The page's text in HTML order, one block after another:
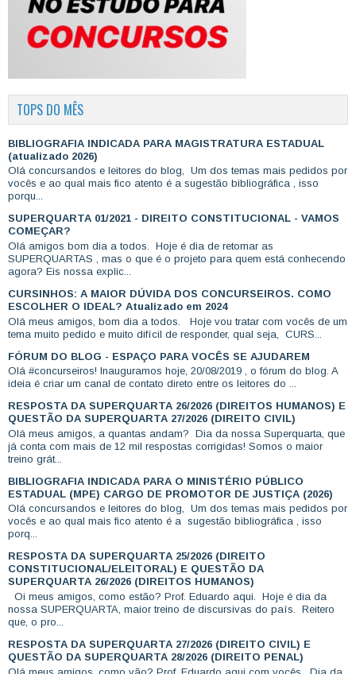
TOPS DO MÊS
BIBLIOGRAFIA INDICADA PARA MAGISTRATURA ESTADUAL
(atualizado 2026)
Olá concursandos e leitores do blog, Um dos temas mais pedidos por
vocês e ao qual mais fico atento é a sugestão bibliográfica , isso
porqu...
SUPERQUARTA 01/2021 - DIREITO CONSTITUCIONAL - VAMOS
COMEÇAR?
Olá amigos bom dia a todos. Hoje é dia de retomar as
SUPERQUARTAS , mas o que é o projeto para quem está conhecendo
agora? Eis nossa explic...
CURSINHOS: A MAIOR DÚVIDA DOS CONCURSEIROS. COMO
ESCOLHER O IDEAL? Atualizado em 2024
Olá meus amigos, bom dia a todos. Hoje vou tratar com vocês de um
tema muito pedido e muito difícil de responder, qual seja, CURS...
FÓRUM DO BLOG - ESPAÇO PARA VOCÊS SE AJUDAREM
Olá #concurseiros! Inauguramos hoje, 20/08/2019 , o fórum do blog. A
ideia é criar um canal de contato direto entre os leitores do ...
RESPOSTA DA SUPERQUARTA 26/2026 (DIREITOS HUMANOS) E
QUESTÃO DA SUPERQUARTA 27/2026 (DIREITO CIVIL)
Olá meus amigos, a quantas andam? Dia da nossa Superquarta, que
já conta com mais de 12 mil respostas corrigidas! Somos o maior
treino grát...
BIBLIOGRAFIA INDICADA PARA O MINISTÉRIO PÚBLICO
ESTADUAL (MPE) CARGO DE PROMOTOR DE JUSTIÇA (2026)
Olá concursandos e leitores do blog, Um dos temas mais pedidos por
vocês e ao qual mais fico atento é a sugestão bibliográfica , isso
porq...
RESPOSTA DA SUPERQUARTA 25/2026 (DIREITO
CONSTITUCIONAL/ELEITORAL) E QUESTÃO DA
SUPERQUARTA 26/2026 (DIREITOS HUMANOS)
Oi meus amigos, como estão? Prof. Eduardo aqui. Hoje é dia da
nossa SUPERQUARTA, maior treino de discursivas do país. Reitero
que, o pro...
RESPOSTA DA SUPERQUARTA 27/2026 (DIREITO CIVIL) E
QUESTÃO DA SUPERQUARTA 28/2026 (DIREITO PENAL)
Olá meus amigos, como vão? Prof. Eduardo aqui com vocês. Dia da